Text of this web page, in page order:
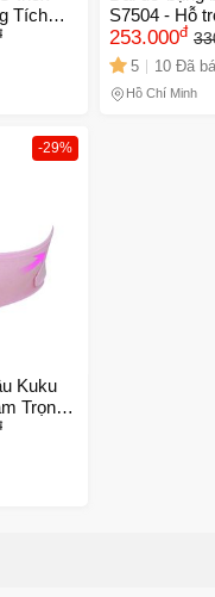
Tích
Vệ
Kèm
S7504 - Hỗ
bà bầu, thiết
chất liệu
ngăn ngừa
253.000đ
5 10 Đã
Hồ Chí Minh
-29%
Kuku
Trọng
Vệ
Chất
Biệt